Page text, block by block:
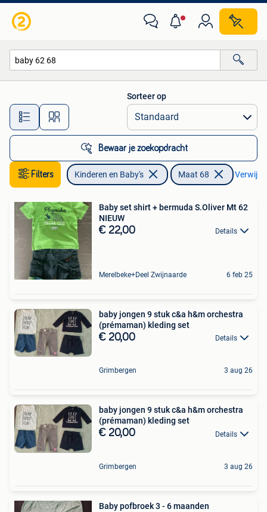
Alle afstanden…
Sorteer op
Bewaar je zoekopdracht
Filters Kinderen en Baby's Maat 68
Baby set shirt + bermuda S.Oliver Mt 62
NIEUW
€ 22,00 Details
Merelbeke+Deel Zwijnaarde 6 feb 25
baby jongen 9 stuk c&a h&m orchestra
(prémaman) kleding set
€ 20,00 Details
Grimbergen 3 aug 26
baby jongen 9 stuk c&a h&m orchestra
(prémaman) kleding set
€ 20,00 Details
Grimbergen 3 aug 26
Baby pofbroek 3 - 6 maanden